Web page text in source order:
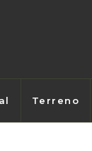
Terreno